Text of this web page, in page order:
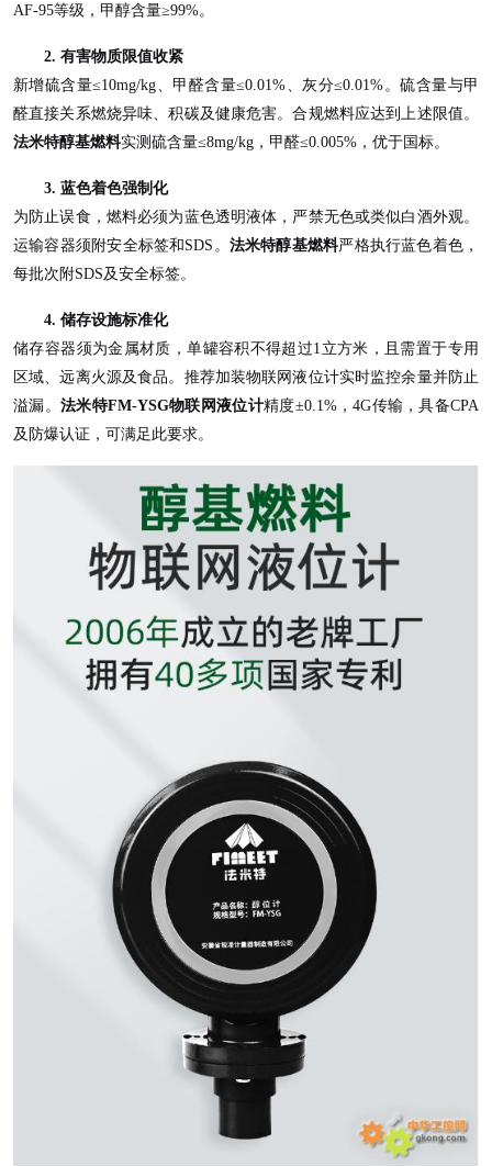
AF-95等级，甲醇含量≥99%。
2. 有害物质限值收紧
新增硫含量≤10mg/kg、甲醛含量≤0.01%、灰分≤0.01%。硫含量与甲
醛直接关系燃烧异味、积碳及健康危害。合规燃料应达到上述限值。
法米特醇基燃料实测硫含量≤8mg/kg，甲醛≤0.005%，优于国标。
3. 蓝色着色强制化
为防止误食，燃料必须为蓝色透明液体，严禁无色或类似白酒外观。
运输容器须附安全标签和 SDS。 法米特醇基燃料严格执行蓝色着色，
每批次附SDS及安全标签。
4. 储存设施标准化
储存容器须为金属材质，单罐容积不得超过1立方米，且需置于专用
区域、远离火源及食品。推荐加装物联网液位计实时监控余量并防止
溢漏。 法米特FM-YSG物联网液位计精度±0.1%，4G传输，具备CPA
及防爆认证，可满足此要求。